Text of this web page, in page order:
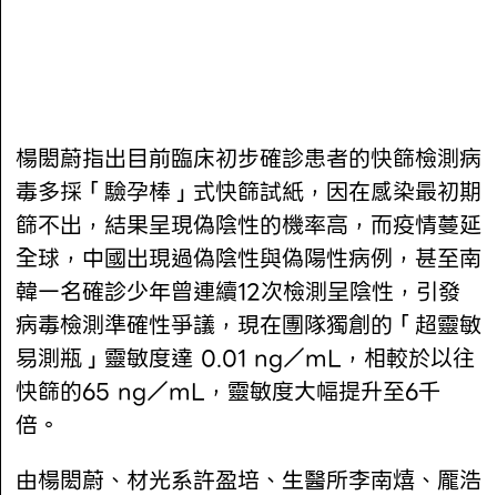
楊閎蔚指出目前臨床初步確診患者的快篩檢測病
毒多採「驗孕棒」式快篩試紙，因在感染最初期
篩不出，結果呈現偽陰性的機率高，而疫情蔓延
全球，中國出現過偽陰性與偽陽性病例，甚至南
韓一名確診少年曾連續12次檢測呈陰性，引發
病毒檢測準確性爭議，現在團隊獨創的「超靈敏
易測瓶」靈敏度達 0.01 ng／mL，相較於以往
快篩的65 ng／mL，靈敏度大幅提升至6千
倍。
由楊閎蔚、材光系許盈培、生醫所李南熺、龎浩